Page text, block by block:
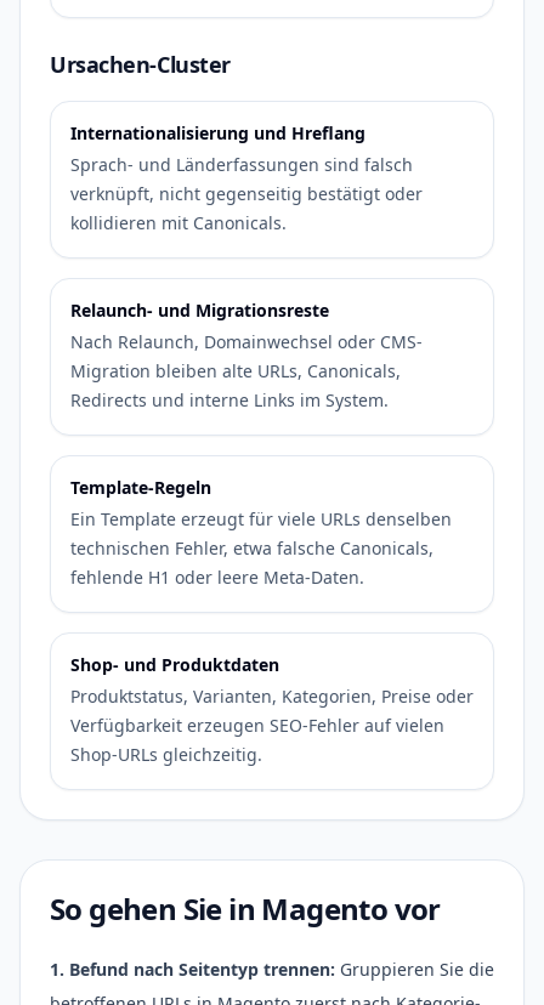
Ursachen-Cluster
Internationalisierung und Hreflang
Sprach- und Länderfassungen sind falsch
verknüpft, nicht gegenseitig bestätigt oder
kollidieren mit Canonicals.
Relaunch- und Migrationsreste
Nach Relaunch, Domainwechsel oder CMS-
Migration bleiben alte URLs, Canonicals,
Redirects und interne Links im System.
Template-Regeln
Ein Template erzeugt für viele URLs denselben
technischen Fehler, etwa falsche Canonicals,
fehlende H1 oder leere Meta-Daten.
Shop- und Produktdaten
Produktstatus, Varianten, Kategorien, Preise oder
Verfügbarkeit erzeugen SEO-Fehler auf vielen
Shop-URLs gleichzeitig.
So gehen Sie in Magento vor
1. Befund nach Seitentyp trennen: Gruppieren Sie die